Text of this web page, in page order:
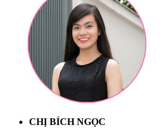
CHỊ BÍCH NGỌC